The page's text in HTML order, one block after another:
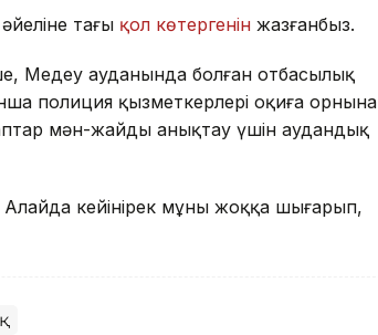
тағы қол көтергенін жазғанбыз.
Медеу ауданында болған отбасылық
полиция қызметкерлері оқиға орнына
мән-жайды анықтау үшін аудандық
Алайда кейінірек мұны жоққа шығарып,